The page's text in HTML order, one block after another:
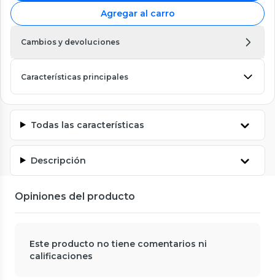
Agregar al carro
Cambios y devoluciones
Características principales
Todas las características
Descripción
Opiniones del producto
Este producto no tiene comentarios ni
calificaciones